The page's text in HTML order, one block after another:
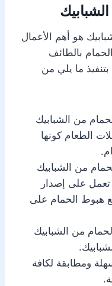
هو أهم الأعمال
بالطائف
ما يلي من
من الشبابيك
الطعام كونها
من الشبابيك
على إصدار
هبوط الحمام على
من الشبابيك
ومطابقة لكافة